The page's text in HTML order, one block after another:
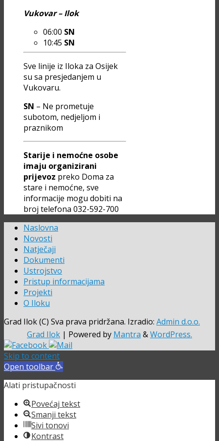
Vukovar – Ilok
06:00 SN
10:45 SN
Sve linije iz Iloka za Osijek
su sa presjedanjem u
Vukovaru.
SN – Ne prometuje
subotom, nedjeljom i
praznikom
Starije i nemoćne osobe
imaju organizirani
prijevoz preko Doma za
stare i nemoćne, sve
informacije mogu dobiti na
broj telefona 032-592-700
Naslovna
Novosti
Natječaji
Dokumenti
Ustrojstvo
Pristup informacijama
Projekti
O Iloku
Grad Ilok (C) Sva prava pridržana. Izradio: Admin d.o.o.
Grad Ilok | Powered by Mantra &WordPress.
Skip to content
Open toolbar
Alati pristupačnosti
Povećaj tekst
Smanji tekst
Sivi tonovi
Kontrast